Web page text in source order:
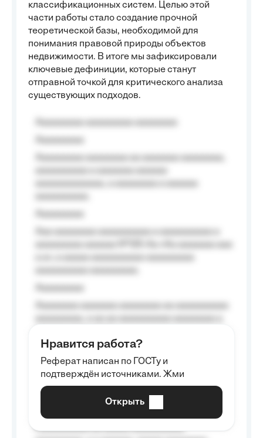
классификационных систем. Целью этой
части работы стало создание прочной
теоретической базы, необходимой для
понимания правовой природы объектов
недвижимости. В итоге мы зафиксировали
ключевые дефиниции, которые станут
отправной точкой для критического анализа
существующих подходов.
Aaaaaaaaa
Aaaaaaaaaa aa aaa aaaaaaaaa, a aaa
aaaaaaaaaa aaa, a aaaaaaaaaa, aaaaaa
aaaaaa a aaaaaa.
Aaaaaa-aaaaaaaaaaa aaaaaa
Aaaaaaaaaa aa aaaaa aaaaaaaaaa
Нравится работа?
Реферат написан по ГОСТу и
подтверждён источниками. Жми
Открыть